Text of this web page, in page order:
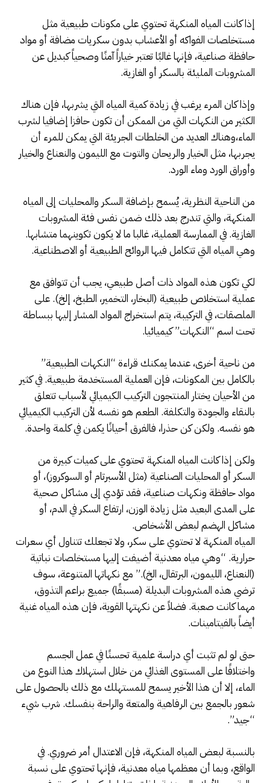
إذا كانت المياه المنكهة تحتوي على مكونات طبيعية مثل
مستخلصات الفواكه أو الأعشاب بدون سكريات مضافة أو مواد
حافظة صناعية، فإنها غالبًا تعتبر خياراً آمنًا وصحياً كبديل عن
المشروبات المليئة بالسكر أو الغازية.
وإذا كان المرء يرغب في زيادة كمية المياه التي يشربها، فإن هناك
الكثير من النكهات التي من الممكن أن تكون حافزا إضافيا لشرب
الماء،وهناك العديد من الخلطات الجريئة التي يمكن للمرء أن
يجربها، مثل الخيار والريحان والتوت مع الليمون والنعناع والخيار
وأوراق الورد وماء الورد.
من الناحية النظرية، يُسمح بإضافة السكر والمحليات إلى المياه
المنكهة، والتي تندرج بعد ذلك ضمن نفس فئة المشروبات
الغازية. في الممارسة العملية، غالبا ما لا يكون تكوينهما متشابها.
وهي المياه التي تتكامل فيها الروائح الطبيعية أو الاصطناعية.
لكي تكون هذه المواد ذات أصل طبيعي، يجب أن تتوافق مع
عملية استخلاص طبيعية (البخار، التخمير، الطبخ، إلخ). على
الملصقات، في التركيبة، يتم استخراج المواد المشار إليها ببساطة
تحت اسم “النكهات” كيميائيا.
من ناحية أخرى، عندما يمكنك قراءة “النكهات الطبيعية”
بالكامل بين المكونات، فإن العملية المستخدمة طبيعية. في كثير
من الأحيان يختار المنتجون التركيب الكيميائي لأسباب تتعلق
بالنقاء والجودة والتكلفة. الطعم هو نفسه لأن التركيب الكيميائي
هو نفسه. ولكن كن حذرا، فالفرق أحيانًا يكمن في كلمة واحدة.
ولكن إذا كانت المياه المنكهة تحتوي على كميات كبيرة من
السكر أو المحليات الصناعية (مثل الأسبرتام أو السوكروز)، أو
مواد حافظة ونكهات صناعية، فقد تؤدي إلى مشاكل صحية
على المدى البعيد مثل زيادة الوزن، ارتفاع السكر في الدم، أو
مشاكل الهضم لبعض الأشخاص.
المياه المنكهة لا تحتوي على سكر، ولا تجعلك تتناول أي سعرات
حرارية. “وهي مياه معدنية أضيفت إليها مستخلصات نباتية
(النعناع، ​​الليمون، البرتقال، الخ).” مع نكهاتها المتنوعة، سوف
ترضي هذه المشروبات البديلة (مسبقًا) جميع براعم التذوق،
مهما كانت صعبة. فضلاً عن نكهتها القوية، فإن هذه المياه غنية
أيضاً بالفيتامينات.
حتى لو لم تثبت أي دراسة علمية تحسنًا في عمل الجسم
واختلافًا على المستوى الغذائي من خلال استهلاك هذا النوع من
الماء، إلا أن هذا الأخير يسمح للمستهلك مع ذلك بالحصول على
شعور بالجمع بين الرفاهية والمتعة والراحة بنفسك. شرب شيء
“جيد”.
بالنسبة لبعض المياه المنكهة، فإن الاعتدال أمر ضروري. في
الواقع، وبما أن معظمها مياه معدنية، فإنها تحتوي على نسبة